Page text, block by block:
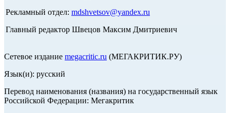
Рекламный отдел: mdshvetsov@yandex.ru
Главный редактор Швецов Максим Дмитриевич
Сетевое издание megacritic.ru (МЕГАКРИТИК.РУ)
Язык(и): русский
Перевод наименования (названия) на государственный язык
Российской Федерации: Мегакритик